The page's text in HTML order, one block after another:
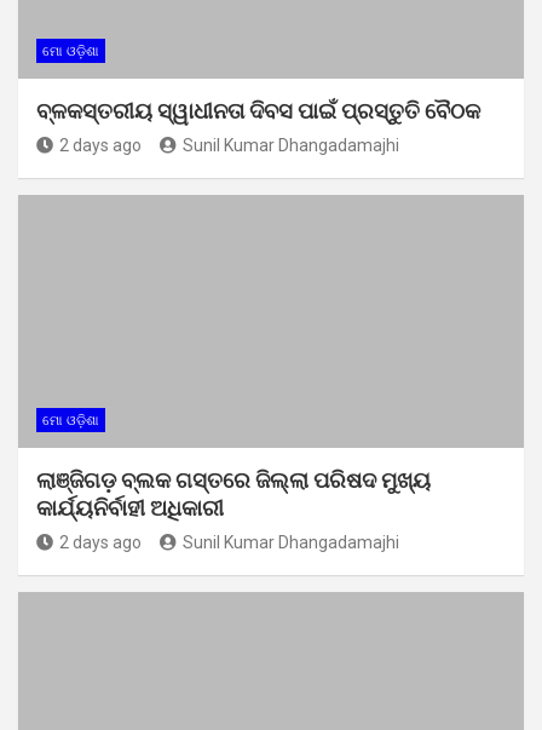
ମୋ ଓଡ଼ିଶା
ବ୍ଳକସ୍ତରୀୟ ସ୍ୱାଧୀନତା ଦିବସ ପାଇଁ ପ୍ରସ୍ତୁତି ବୈଠକ
2 days ago Sunil Kumar Dhangadamajhi
ମୋ ଓଡ଼ିଶା
ଲାଞ୍ଜିଗଡ଼ ବ୍ଲକ ଗସ୍ତରେ ଜିଲ୍ଲା ପରିଷଦ ମୁଖ୍ୟ
କାର୍ଯ୍ୟନିର୍ବାହୀ ଅଧିକାରୀ
2 days ago Sunil Kumar Dhangadamajhi